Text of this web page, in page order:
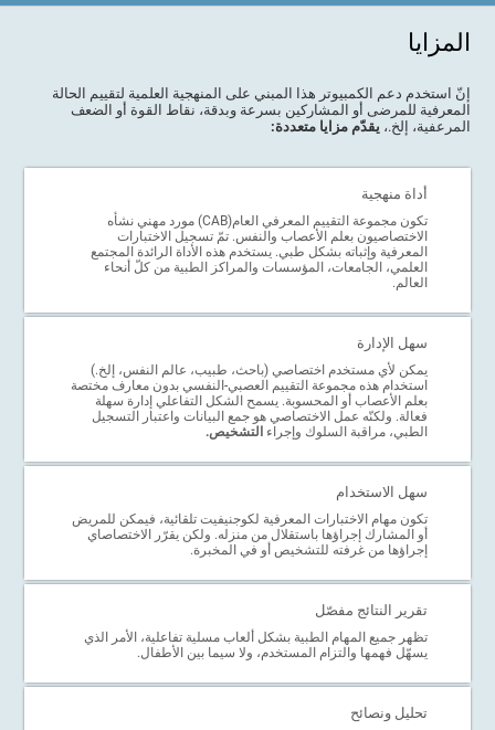
المزايا
إنّ استخدم دعم الكمبيوتر هذا المبني على المنهجية العلمية لتقييم الحالة
المعرفية للمرضى أو المشاركين بسرعة وبدقة، نقاط القوة أو الضعف
المرعفية، إلخ.، يقدّم مزايا متعددة:
أداة منهجية
تكون مجموعة التقييم المعرفي العام(CAB) مورد مهني نشأه
الاختصاصيون بعلم الأعصاب والنفس. تمّ تسجيل الاختبارات
المعرفية وإثباته بشكل طبي. يستخدم هذه الأداة الرائدة المجتمع
العلمي، الجامعات، المؤسسات والمراكز الطبية من كلّ أنحاء
العالم.
سهل الإدارة
يمكن لأي مستخدم اختصاصي (باحث، طبيب، عالم النفس، إلخ.)
استخدام هذه مجموعة التقييم العصبي-النفسي بدون معارف مختصة
بعلم الأعصاب أو المحسوبة. يسمح الشكل التفاعلي إدارة سهلة
فعالة. ولكنّه عمل الاختصاصي هو جمع البيانات واعتبار التسجيل
الطبي، مراقبة السلوك وإجراء التشخيص.
سهل الاستخدام
تكون مهام الاختبارات المعرفية لكوجنيفيت تلقائية، فيمكن للمريض
أو المشارك إجراؤها باستقلال من منزله. ولكن يقرّر الاختصاصاي
إجراؤها من غرفته للتشخيص أو في المخبرة.
تقرير النتائج مفصّل
تظهر جميع المهام الطبية بشكل ألعاب مسلية تفاعلية، الأمر الذي
يسهّل فهمها والتزام المستخدم، ولا سيما بين الأطفال.
تحليل ونصائح